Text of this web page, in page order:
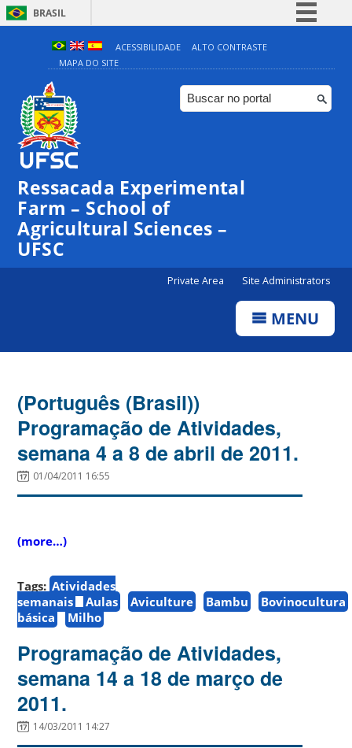
BRASIL
Simplifique!
Comunica BR
Participe
ACESSIBILIDADE
ALTO CONTRASTE
MAPA DO SITE
Ressacada Experimental
Farm – School of
Agricultural Sciences –
UFSC
Private Area Site Administrators
MENU
(Português (Brasil))
Programação de Atividades,
semana 4 a 8 de abril de 2011.
01/04/2011 16:55
(more…)
Tags: Atividades
semanais
Aulas Aviculture Bambu
Bovinocultura
básica
Milho
Programação de Atividades,
semana 14 a 18 de março de
2011.
14/03/2011 14:27